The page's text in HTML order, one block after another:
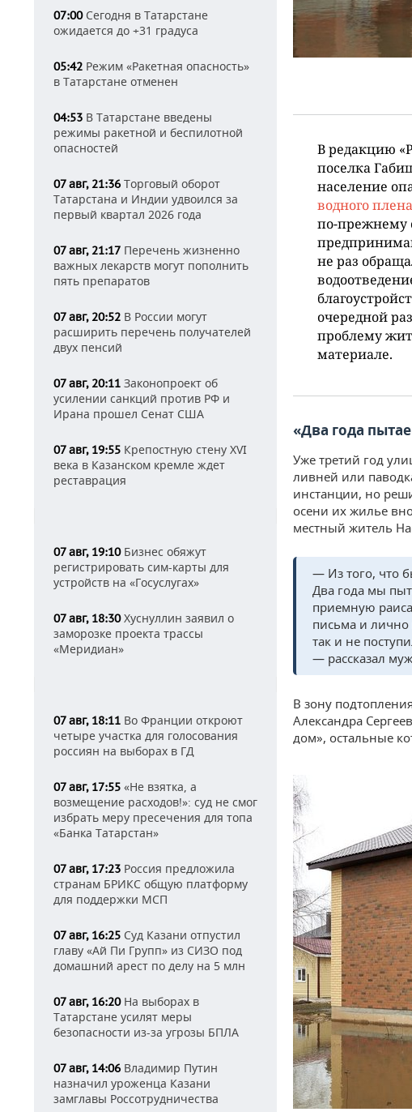
07:00Сегодня в Татарстане
ожидается до +31 градуса
05:42 Режим «Ракетная опасность»
в Татарстане отменен
04:53 В Татарстане введены
режимы ракетной и беспилотной
опасностей
07 авг, 21:36 Торговый оборот
Татарстана и Индии удвоился за
первый квартал 2026 года
07 авг, 21:17 Перечень жизненно
важных лекарств могут пополнить
пять препаратов
07 авг, 20:52 В России могут
расширить перечень получателей
двух пенсий
07 авг, 20:11 Законопроект об
усилении санкций против РФ и
Ирана прошел Сенат США
07 авг, 19:55 Крепостную стену XVI
века в Казанском кремле ждет
реставрация
07 авг, 19:10Бизнес обяжут
регистрировать сим-карты для
устройств на «Госуслугах»
07 авг, 18:30Хуснуллин заявил о
заморозке проекта трассы
«Меридиан»
07 авг, 18:11 Во Франции откроют
четыре участка для голосования
россиян на выборах в ГД
07 авг, 17:55 «Не взятка, а
возмещение расходов!»: суд не смог
избрать меру пресечения для топа
«Банка Татарстан»
07 авг, 17:23 Россия предложила
странам БРИКС общую платформу
для поддержки МСП
07 авг, 16:25 Суд Казани отпустил
главу «Ай Пи Групп» из СИЗО под
домашний арест по делу на 5 млн
07 авг, 16:20На выборах в
Татарстане усилят меры
безопасности из-за угрозы БПЛА
07 авг, 14:06 Владимир Путин
назначил уроженца Казани
замглавы Россотрудничества
В редакцию
поселка
население
водного плена
по-прежнему
не раз
очередной
проблему
материале.
«Два года
Уже третий год
ливней или
инстанции, но
осени их жилье
местный житель
— Из того, что
Два года мы
приемную
письма и лично
так и не
— рассказал
В зону
Александра
дом», остальные